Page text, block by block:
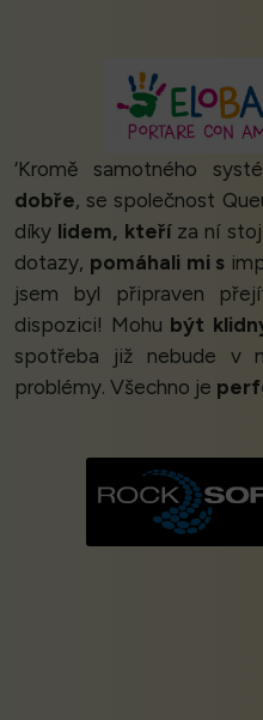
‘Kromě samotného
dobře, se společnost
díky lidem, kteříza ní
dotazy, pomáhali mi s
jsem byl připraven
dispozici! Mohu být
spotřeba již nebude v
problémy. Všechno je